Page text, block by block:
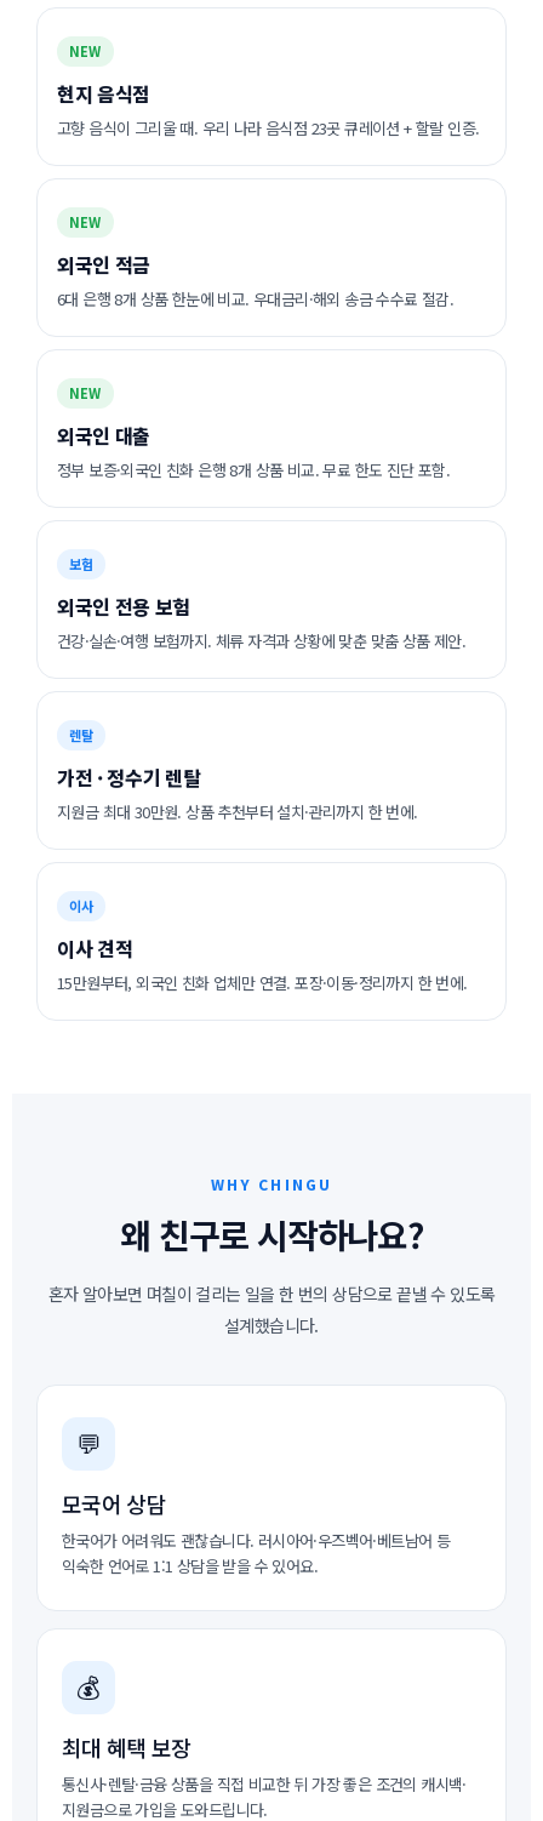
NEW
현지 음식점
고향 음식이 그리울 때. 우리 나라 음식점 23곳 큐레이션 + 할랄 인증.
NEW
외국인 적금
6대 은행 8개 상품 한눈에 비교. 우대금리·해외 송금 수수료 절감.
NEW
외국인 대출
정부 보증·외국인 친화 은행 8개 상품 비교. 무료 한도 진단 포함.
보험
외국인 전용 보험
건강·실손·여행 보험까지. 체류 자격과 상황에 맞춘 맞춤 상품 제안.
렌탈
가전 · 정수기 렌탈
지원금 최대 30만원. 상품 추천부터 설치·관리까지 한 번에.
이사
이사 견적
15만원부터, 외국인 친화 업체만 연결. 포장·이동·정리까지 한 번에.
WHY CHINGU
왜 친구로 시작하나요?
혼자 알아보면 며칠이 걸리는 일을 한 번의 상담으로 끝낼 수 있도록
설계했습니다.
💬
모국어 상담
한국어가 어려워도 괜찮습니다. 러시아어·우즈벡어·베트남어 등
익숙한 언어로 1:1 상담을 받을 수 있어요.
💰
최대 혜택 보장
통신사·렌탈·금융 상품을 직접 비교한 뒤 가장 좋은 조건의 캐시백·
지원금으로 가입을 도와드립니다.